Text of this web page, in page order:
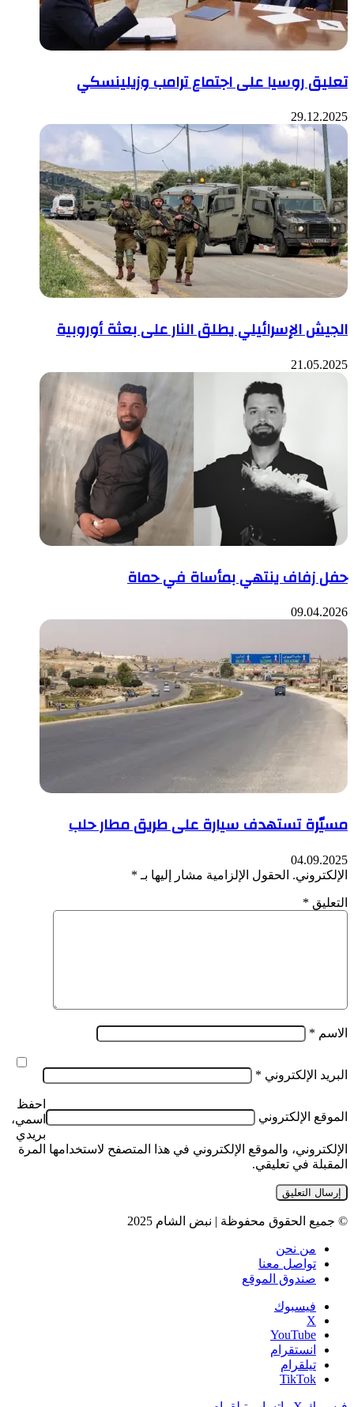
تعليق روسيا على اجتماع ترامب وزيلينسكي
29.12.2025
الجيش الإسرائيلي يطلق النار على بعثة أوروبية
21.05.2025
حفل زفاف ينتهي بمأساة في حماة
09.04.2026
مسيّرة تستهدف سيارة على طريق مطار حلب
04.09.2025
الإلكتروني. الحقول الإلزامية مشار إليها بـ *
التعليق *
الاسم *
البريد الإلكتروني *
الموقع الإلكتروني
احفظ
اسمي،
بريدي
الإلكتروني، والموقع الإلكتروني في هذا المتصفح لاستخدامها المرة
المقبلة في تعليقي.
© جميع الحقوق محفوظة | نبض الشام 2025
من نحن
تواصل معنا
صندوق الموقع
فيسبوك
‫X
‫YouTube
انستقرام
تيلقرام
‫TikTok